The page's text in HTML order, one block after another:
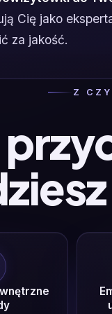
Cię jako
za jakość.
Z